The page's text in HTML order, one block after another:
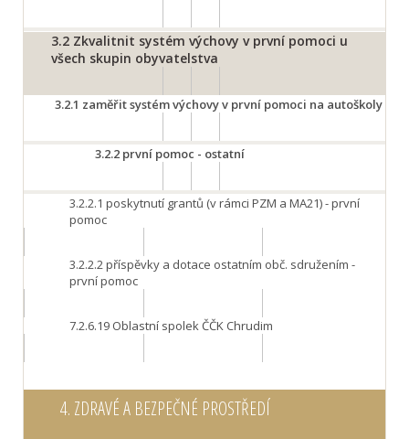
3.2 Zkvalitnit systém výchovy v první pomoci u
všech skupin obyvatelstva
3.2.1 zaměřit systém výchovy v první pomoci na autoškoly
3.2.2 první pomoc - ostatní
3.2.2.1 poskytnutí grantů (v rámci PZM a MA21) - první
pomoc
3.2.2.2příspěvky a dotace ostatním obč. sdružením -
první pomoc
7.2.6.19 Oblastní spolek ČČK Chrudim
4. ZDRAVÉ A BEZPEČNÉ PROSTŘEDÍ